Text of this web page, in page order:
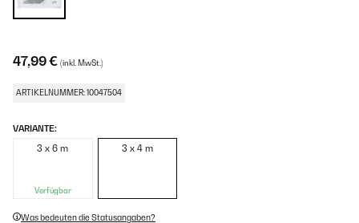
47,99 € (inkl. MwSt.)
ARTIKELNUMMER: 10047504
VARIANTE:
3 x 6 m
Verfügbar
3 x 4 m
Was bedeuten die Statusangaben?